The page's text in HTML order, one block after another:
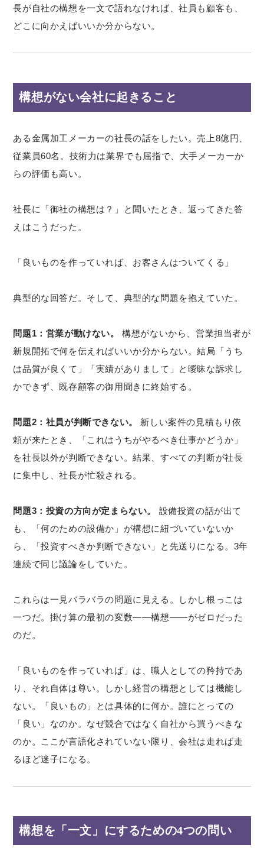
長が自社の構想を一文で語れなければ、社員も顧客も、
どこに向かえばいいか分からない。
構想がない会社に起きること
ある金属加工メーカーの社長の話をしたい。売上8億円、
従業員60名。技術力は業界でも屈指で、大手メーカーか
らの評価も高い。
社長に「御社の構想は？」と聞いたとき、返ってきた答
えはこうだった。
「良いものを作っていれば、お客さんはついてくる」
典型的な回答だ。そして、典型的な問題を抱えていた。
問題1：営業が動けない。
構想がないから、営業担当者が
新規開拓で何を伝えればいいか分からない。結局「うち
は品質が良くて」「実績がありまして」と曖昧な訴求し
かできず、既存顧客の御用聞きに終始する。
問題2：社員が判断できない。
新しい案件の見積もり依
頼が来たとき、「これはうちがやるべき仕事かどうか」
を社長以外が判断できない。結果、すべての判断が社長
に集中し、社長が忙殺される。
問題3：投資の方向が定まらない。
設備投資の話が出て
も、「何のための設備か」が構想に紐づいていないか
ら、「投資すべきか判断できない」と先送りになる。3年
連続で同じ議論をしていた。
これらは一見バラバラの問題に見える。しかし根っこは
一つだ。掛け算の最初の変数——構想——がゼロだった
のだ。
「良いものを作っていれば」は、職人としての矜持であ
り、それ自体は尊い。しかし経営の構想としては機能し
ない。「良いもの」とは具体的に何か。誰にとっての
「良い」なのか。なぜ競合ではなく自社から買うべきな
のか。ここが言語化されていない限り、会社は走れば走
るほど迷子になる。
構想を「一文」にするための4つの問い